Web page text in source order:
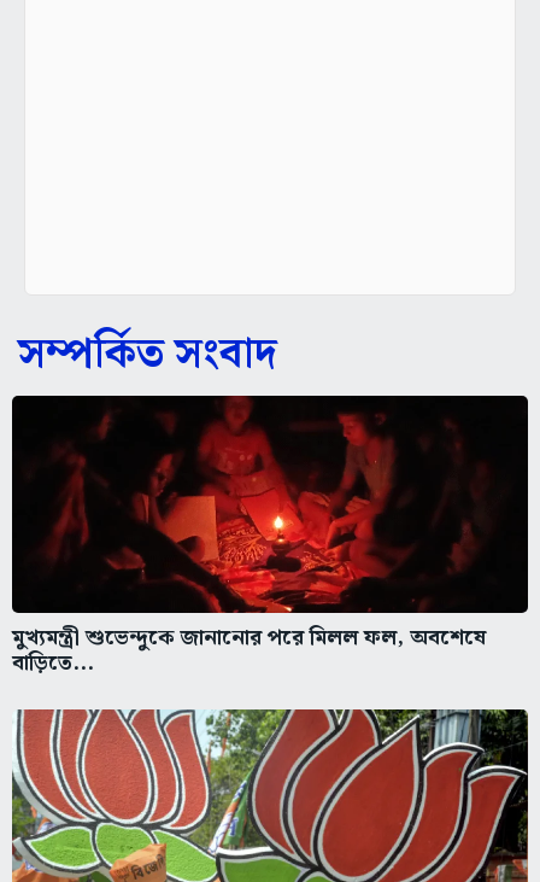
সম্পর্কিত সংবাদ
মুখ্যমন্ত্রী শুভেন্দুকে জানানোর পরে মিলল ফল, অবশেষে
বাড়িতে...